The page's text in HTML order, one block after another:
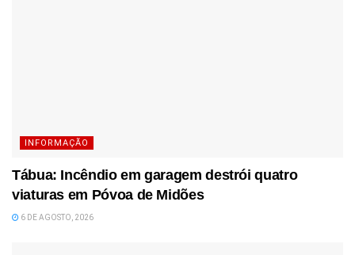
INFORMAÇÃO
Tábua: Incêndio em garagem destrói quatro
viaturas em Póvoa de Midões
6 DE AGOSTO, 2026